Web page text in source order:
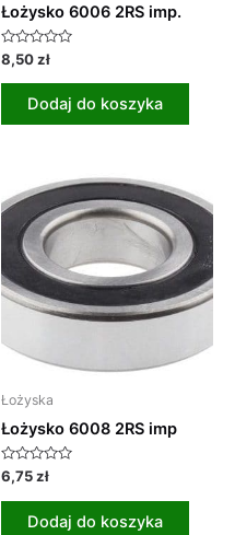
Łożysko 6006 2RS imp.
Oceniono
0
na
8,50zł
Dodaj do koszyka
Łożyska
Łożysko 6008 2RS imp
Oceniono
na
6,75zł
Dodaj do koszyka